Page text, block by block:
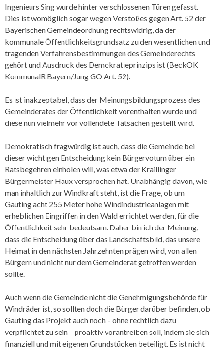
Ingenieurs Sing wurde hinter verschlossenen Türen gefasst.
Dies ist womöglich sogar wegen Verstoßes gegen Art. 52 der
Bayerischen Gemeindeordnung rechtswidrig, da der
kommunale Öffentlichkeitsgrundsatz zu den wesentlichen und
tragenden Verfahrensbestimmungen des Gemeinderechts
gehört und Ausdruck des Demokratieprinzips ist (BeckOK
KommunalR Bayern/Jung GO Art. 52).
Es ist inakzeptabel, dass der Meinungsbildungsprozess des
Gemeinderates der Öffentlichkeit vorenthalten wurde und
diese nun vielmehr vor vollendete Tatsachen gestellt wird.
Demokratisch fragwürdig ist auch, dass die Gemeinde bei
dieser wichtigen Entscheidung kein Bürgervotum über ein
Ratsbegehren einholen will, was etwa der Kraillinger
Bürgermeister Haux versprochen hat. Unabhängig davon, wie
man inhaltlich zur Windkraft steht, ist die Frage, ob um
Gauting acht 255 Meter hohe Windindustrieanlagen mit
erheblichen Eingriffen in den Wald errichtet werden, für die
Öffentlichkeit sehr bedeutsam. Daher bin ich der Meinung,
dass die Entscheidung über das Landschaftsbild, das unsere
Heimat in den nächsten Jahrzehnten prägen wird, von allen
Bürgern und nicht nur dem Gemeinderat getroffen werden
sollte.
Auch wenn die Gemeinde nicht die Genehmigungsbehörde für
Windräder ist, so sollten doch die Bürger darüber befinden, ob
Gauting das Projekt auch noch – ohne rechtlich dazu
verpflichtet zu sein – proaktiv vorantreiben soll, indem sie sich
finanziell und mit eigenen Grundstücken beteiligt. Es ist nicht